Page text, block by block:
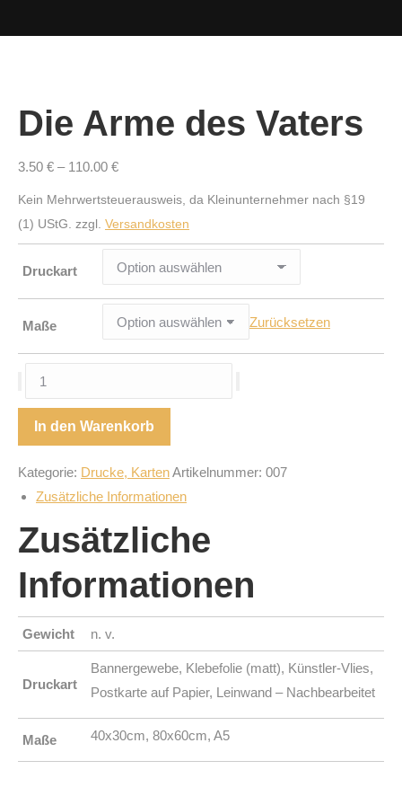
Die Arme des Vaters
3.50 € – 110.00 €
Kein Mehrwertsteuerausweis, da Kleinunternehmer nach §19
(1) UStG. zzgl. Versandkosten
Druckart
Maße Zurücksetzen
Arme
des
Vaters
Menge
In den Warenkorb
Kategorie: Drucke, KartenArtikelnummer: 007
Zusätzliche Informationen
Zusätzliche
Informationen
Gewicht n. v.
Druckart
Bannergewebe, Klebefolie (matt), Künstler-Vlies,
Postkarte auf Papier, Leinwand – Nachbearbeitet
Maße 40x30cm, 80x60cm, A5